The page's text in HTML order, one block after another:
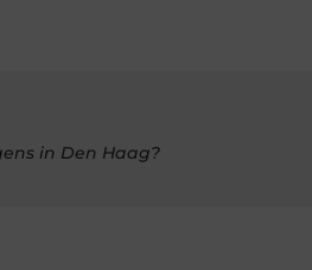
in Den Haag?